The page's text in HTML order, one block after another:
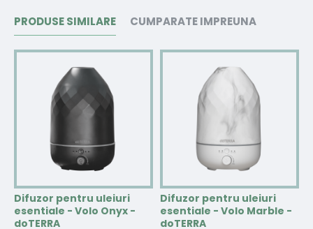
PRODUSE SIMILARE CUMPARATE IMPREUNA
Difuzor pentru uleiuri
esentiale - Volo Onyx -
doTERRA
Difuzor pentru uleiuri
esentiale - Volo Marble -
doTERRA